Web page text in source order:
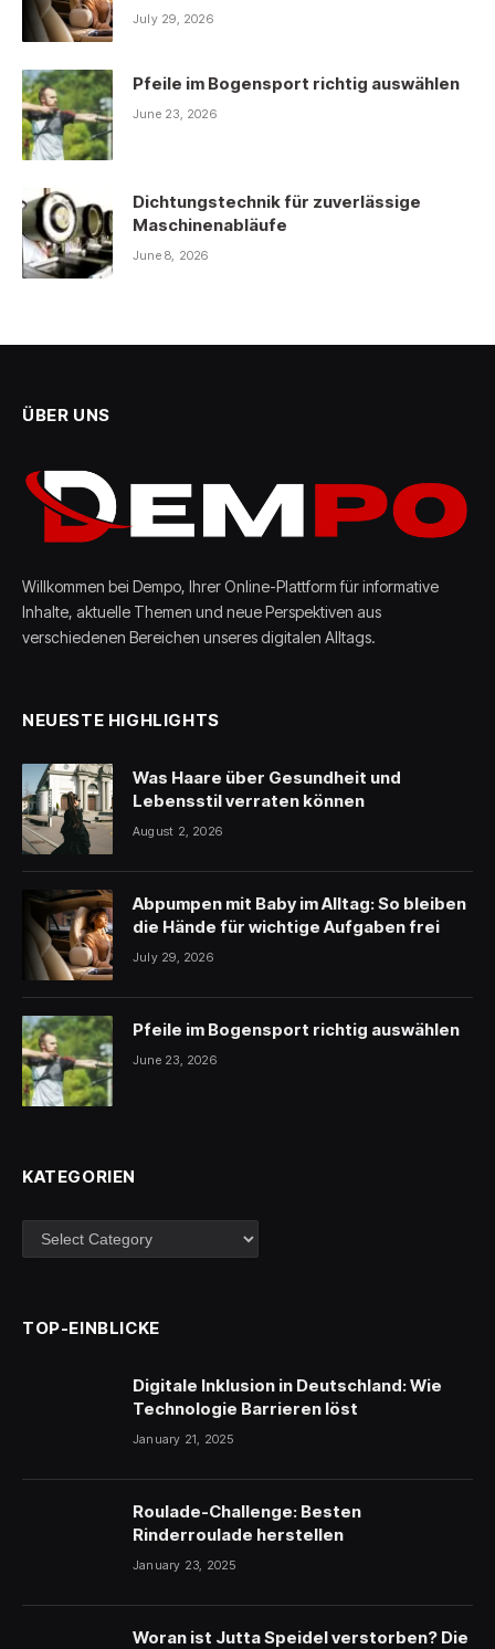
July 29, 2026
Pfeile im Bogensport richtig auswählen
June 23, 2026
Dichtungstechnik für zuverlässige
Maschinenabläufe
June 8, 2026
ÜBER UNS
Willkommen bei Dempo, Ihrer Online-Plattform für informative
Inhalte, aktuelle Themen und neue Perspektiven aus
verschiedenen Bereichen unseres digitalen Alltags.
NEUESTE HIGHLIGHTS
Was Haare über Gesundheit und
Lebensstil verraten können
August 2, 2026
Abpumpen mit Baby im Alltag: So bleiben
die Hände für wichtige Aufgaben frei
July 29, 2026
Pfeile im Bogensport richtig auswählen
June 23, 2026
KATEGORIEN
Kategorien
TOP-EINBLICKE
Digitale Inklusion in Deutschland: Wie
Technologie Barrieren löst
January 21, 2025
Roulade-Challenge: Besten
Rinderroulade herstellen
January 23, 2025
Woran ist Jutta Speidel verstorben? Die